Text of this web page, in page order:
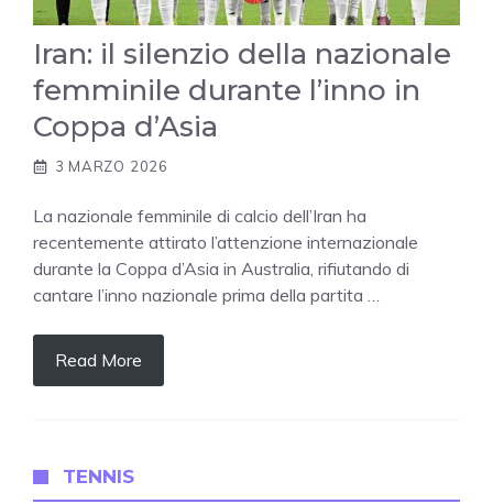
Iran: il silenzio della nazionale
femminile durante l’inno in
Coppa d’Asia
3 MARZO 2026
La nazionale femminile di calcio dell’Iran ha
recentemente attirato l’attenzione internazionale
durante la Coppa d’Asia in Australia, rifiutando di
cantare l’inno nazionale prima della partita …
Read More
TENNIS